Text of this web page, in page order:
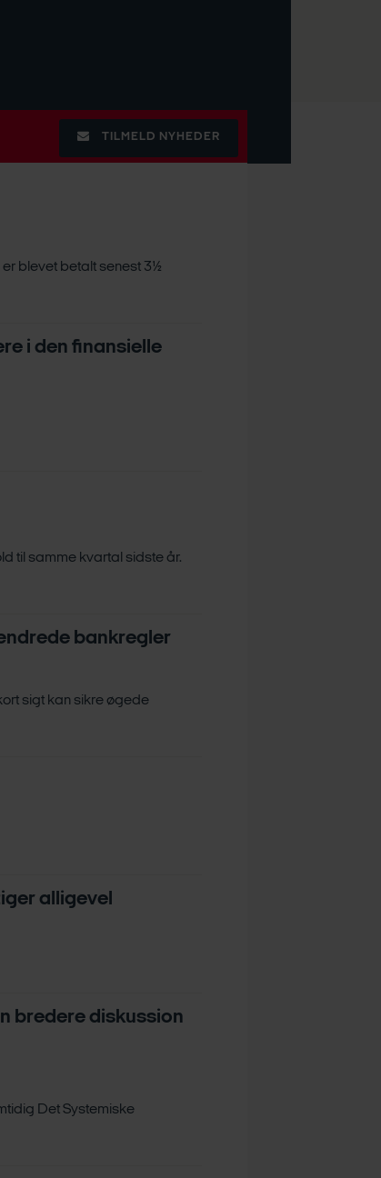
TILMELD NYHEDER
blevet betalt senest 3½
i den finansielle
til samme kvartal sidste år.
bankregler
sigt kan sikre øgede
alligevel
bredere diskussion
Det Systemiske